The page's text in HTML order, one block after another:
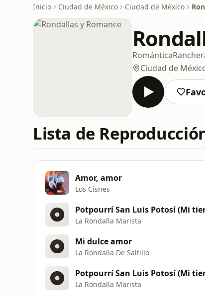
Inicio Ciudad de México Ciudad de México
Romántica
Ciudad de
Lista de
Amor, amor
Los Cisnes
Potpourrí San Luis Potosí (Mi
La Rondalla Marista
Mi dulce amor
La Rondalla De Saltillo
Potpourrí San Luis Potosí (Mi
La Rondalla Marista